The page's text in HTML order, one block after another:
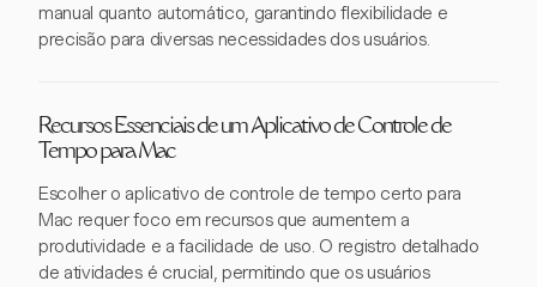
manual quanto automático, garantindo flexibilidade e
precisão para diversas necessidades dos usuários.
Recursos Essenciais de um Aplicativo de Controle de
Tempo para Mac
Escolher o aplicativo de controle de tempo certo para
Mac requer foco em recursos que aumentem a
produtividade e a facilidade de uso. O registro detalhado
de atividades é crucial, permitindo que os usuários